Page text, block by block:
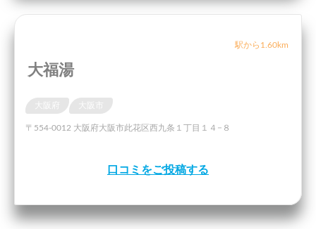
駅から1.60km
大福湯
〒554-0012 大阪府大阪市此花区西九条１丁目１４−８
口コミをご投稿する